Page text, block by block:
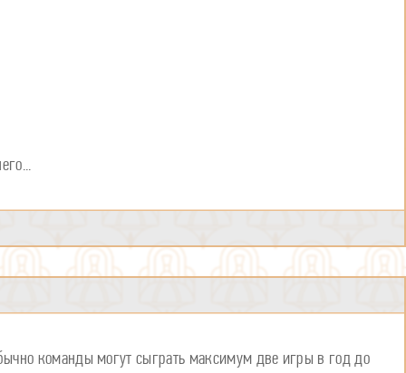
команды могут сыграть максимум две игры в год до